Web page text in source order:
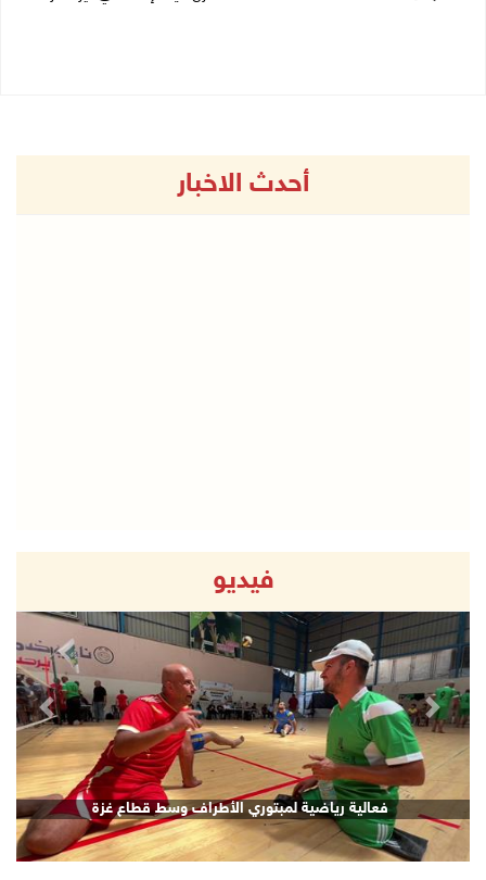
أحدث الاخبار
فيديو
فعالية رياضية لمبتوري الأطراف وسط قطاع غزة
Next